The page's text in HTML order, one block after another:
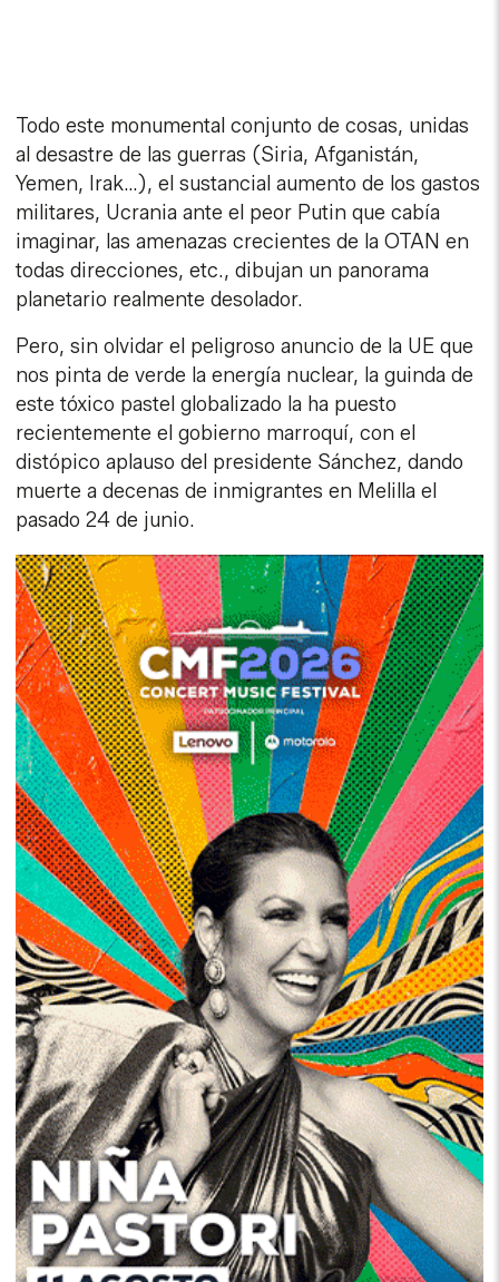
Todo este monumental conjunto de cosas, unidas
al desastre de las guerras (Siria, Afganistán,
Yemen, Irak…), el sustancial aumento de los gastos
militares, Ucrania ante el peor Putin que cabía
imaginar, las amenazas crecientes de la OTAN en
todas direcciones, etc., dibujan un panorama
planetario realmente desolador.
Pero, sin olvidar el peligroso anuncio de la UE que
nos pinta de verde la energía nuclear, la guinda de
este tóxico pastel globalizado la ha puesto
recientemente el gobierno marroquí, con el
distópico aplauso del presidente Sánchez, dando
muerte a decenas de inmigrantes en Melilla el
pasado 24 de junio.